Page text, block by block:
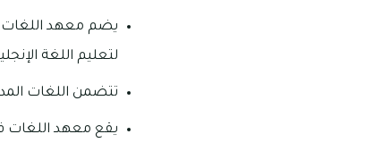
لتعليم اللغة
تتضمن اللغات
يقع معهد اللغات